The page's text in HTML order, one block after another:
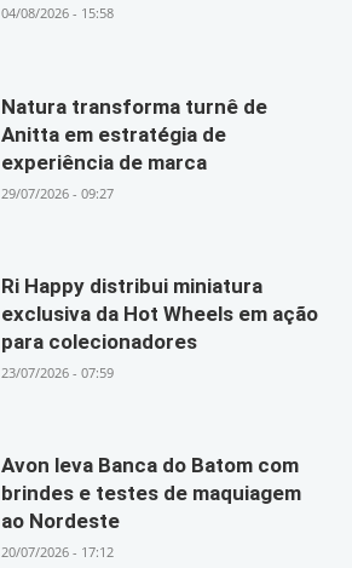
04/08/2026 - 15:58
Natura transforma turnê de
Anitta em estratégia de
experiência de marca
29/07/2026 - 09:27
Ri Happy distribui miniatura
exclusiva da Hot Wheels em ação
para colecionadores
23/07/2026 - 07:59
Avon leva Banca do Batom com
brindes e testes de maquiagem
ao Nordeste
20/07/2026 - 17:12